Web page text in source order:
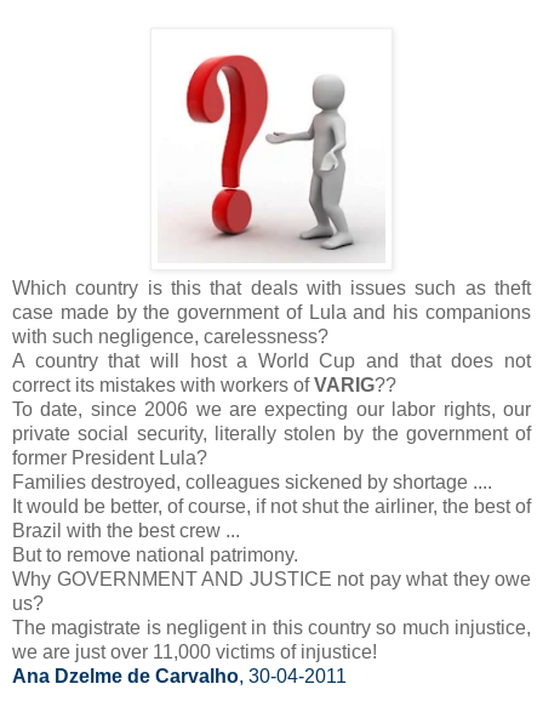
Which country is this that deals with issues such as theft
case made by the government of Lula and his companions
with such negligence, carelessness?
A country that will host a World Cup and that does not
correct its mistakes with workers ofVARIG??
To date, since 2006 we are expecting our labor rights, our
private social security, literally stolen by the government of
former President Lula?
Families destroyed, colleagues sickened by shortage ....
It would be better, of course, if not shut the airliner, the best of
Brazil with the best crew ...
But to remove national patrimony.
Why GOVERNMENT AND JUSTICE not pay what they owe
us?
The magistrate is negligent in this country so much injustice,
we are just over 11,000 victims of injustice!
Ana Dzelme de Carvalho, 30-04-2011